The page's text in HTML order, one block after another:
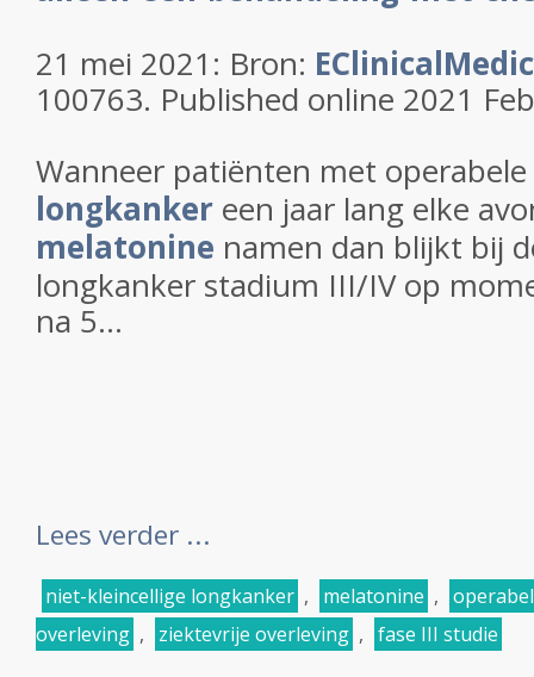
21 mei 2021: Bron:
100763. Published online 2021
Wanneer patiënten met operabele
longkanker een jaar lang elke
melatonine namen dan blijkt bij
longkanker stadium III/IV op
na 5...
Lees verder ...
niet-kleincellige longkanker , melatonine ,
overleving , ziektevrije overleving , fase III studie